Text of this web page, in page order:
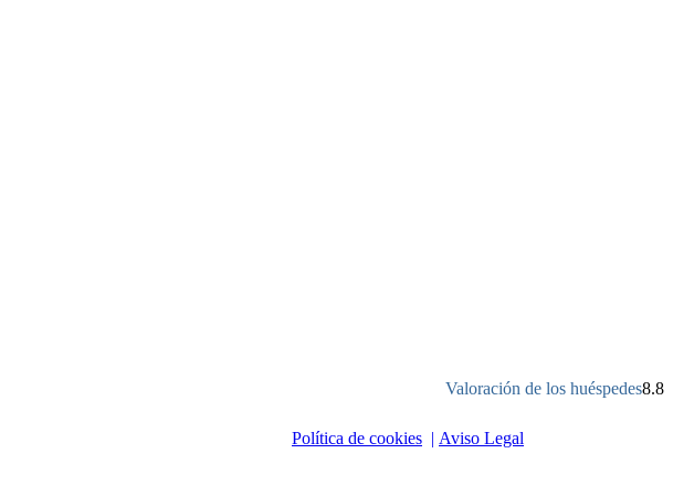
Valoración de los huéspedes8.8
Política de cookies | Aviso Legal